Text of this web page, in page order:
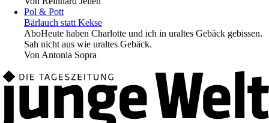
Pol & Pott
Bärlauch statt Kekse
AboHeute haben Charlotte und ich in uraltes Gebäck gebissen.
Sah nicht aus wie uraltes Gebäck.
Von Antonia Sopra